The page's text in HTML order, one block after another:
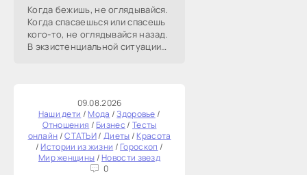
Когда бежишь, не оглядывайся.
Когда спасаешься или спасешь
кого-то, не оглядывайся назад.
В экзистенциальной ситуации
09.08.2026
Наши дети /Мода /Здоровье/
Отношения /Бизнес/ Тесты
онлайн/СТАТЬИ/ Диеты/Красота
/ Истории из жизни /Гороскоп /
Мир женщины/Новости звезд
0